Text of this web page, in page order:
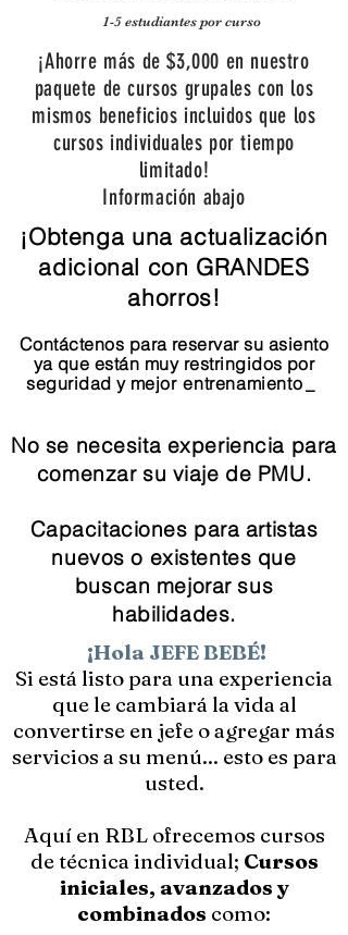
1-5 estudiantes por curso
¡Ahorre más de $3,000 en nuestro
paquete de cursos grupales con los
mismos beneficios incluidos que los
cursos individuales por tiempo
limitado!
Información abajo
¡Obtenga una actualización
adicional con GRANDES
ahorros!
Contáctenos para reservar su asiento
ya que están muy restringidos por
seguridad y mejor entrenamiento
No se necesita experiencia para
comenzar su viaje de PMU.
Capacitaciones para artistas
nuevos o existentes que
buscan mejorar sus
habilidades.
¡Hola JEFE BEBÉ!
Si está listo para una experiencia
que le cambiará la vida al
convertirse en jefe o agregar más
servicios a su menú... esto es para
usted.
Aquí en RBL ofrecemos cursos
de técnica individual; Cursos
iniciales, avanzados y
combinados como: